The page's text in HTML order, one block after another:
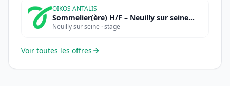
OIKOS ANTALIS
Sommelier(ère) H/F – Neuilly sur seine
(STAGE)
Neuilly sur seine · stage
Voir toutes les offres